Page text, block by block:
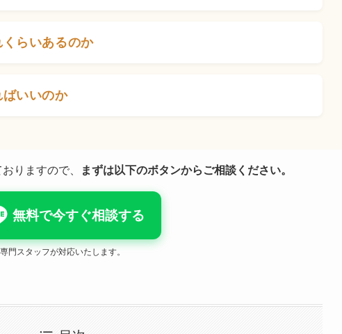
らいあるのか
ばいいのか
りますので、 まずは以下のボタンからご相談ください。
無料で今すぐ相談する
専門スタッフが対応いたします。